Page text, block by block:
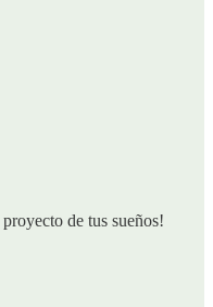
de tus sueños!